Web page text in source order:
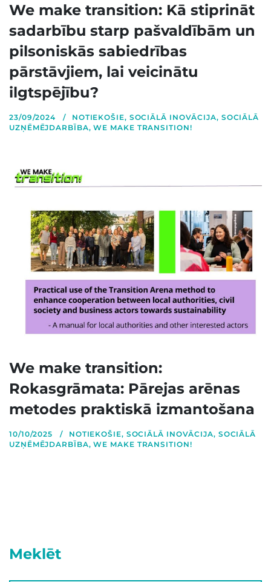
We make transition: Kā stiprināt
sadarbību starp pašvaldībām un
pilsoniskās sabiedrības
pārstāvjiem, lai veicinātu
ilgtspējību?
23/09/2024 NOTIEKOŠIE, SOCIĀLĀ INOVĀCIJA, SOCIĀLĀ
UZŅĒMĒJDARBĪBA,WE MAKE TRANSITION!
We make transition:
Rokasgrāmata: Pārejas arēnas
metodes praktiskā izmantošana
10/10/2025 NOTIEKOŠIE, SOCIĀLĀ INOVĀCIJA, SOCIĀLĀ
UZŅĒMĒJDARBĪBA,WE MAKE TRANSITION!
Meklēt